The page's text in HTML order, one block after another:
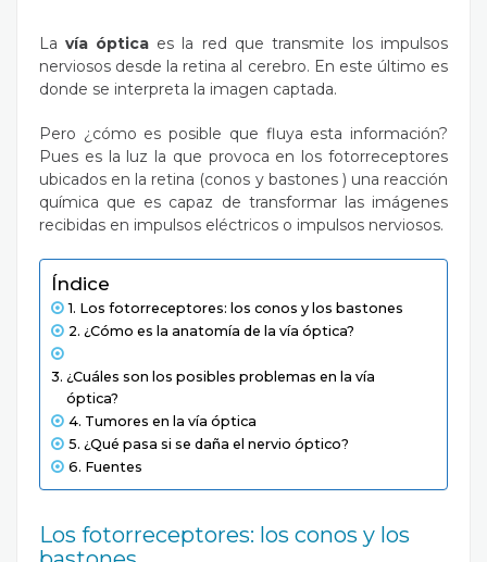
Lavía óptica es la red que transmite los impulsos
nerviosos desde la retina al cerebro. En este último es
donde se interpreta la imagen captada.
Pero ¿cómo es posible que fluya esta información?
Pues es la luz la que provoca en los fotorreceptores
ubicados en la retina (conos y bastones ) una reacción
química que es capaz de transformar las imágenes
recibidas en impulsos eléctricos o impulsos nerviosos.
Índice
Los fotorreceptores: los conos y los bastones
¿Cómo es la anatomía de la vía óptica?
¿Cuáles son los posibles problemas en la vía
óptica?
Tumores en la vía óptica
¿Qué pasa si se daña el nervio óptico?
Fuentes
Los fotorreceptores: los conos y los